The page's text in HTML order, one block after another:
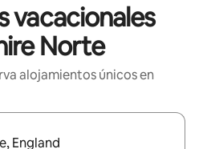
vacacionales
Norte
alojamientos únicos en
estén disponibles, navega con